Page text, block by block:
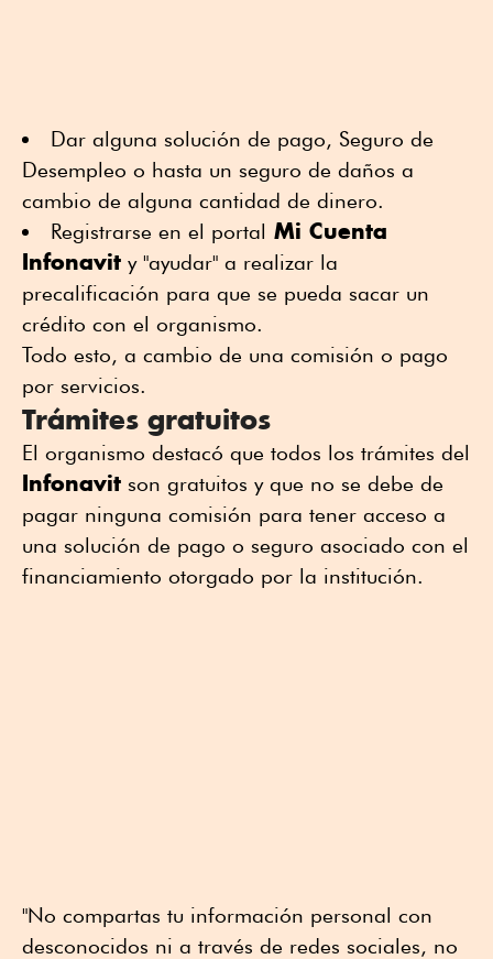
Dar alguna solución de pago, Seguro de
Desempleo o hasta un seguro de daños a
cambio de alguna cantidad de dinero.
Registrarse en el portal Mi Cuenta
Infonavit y "ayudar" a realizar la
precalificación para que se pueda sacar un
crédito con el organismo.
Todo esto, a cambio de una comisión o pago
por servicios.
Trámites gratuitos
El organismo destacó que todos los trámites del
Infonavit son gratuitos y que no se debe de
pagar ninguna comisión para tener acceso a
una solución de pago o seguro asociado con el
financiamiento otorgado por la institución.
"No compartas tu información personal con
desconocidos ni a través de redes sociales, no